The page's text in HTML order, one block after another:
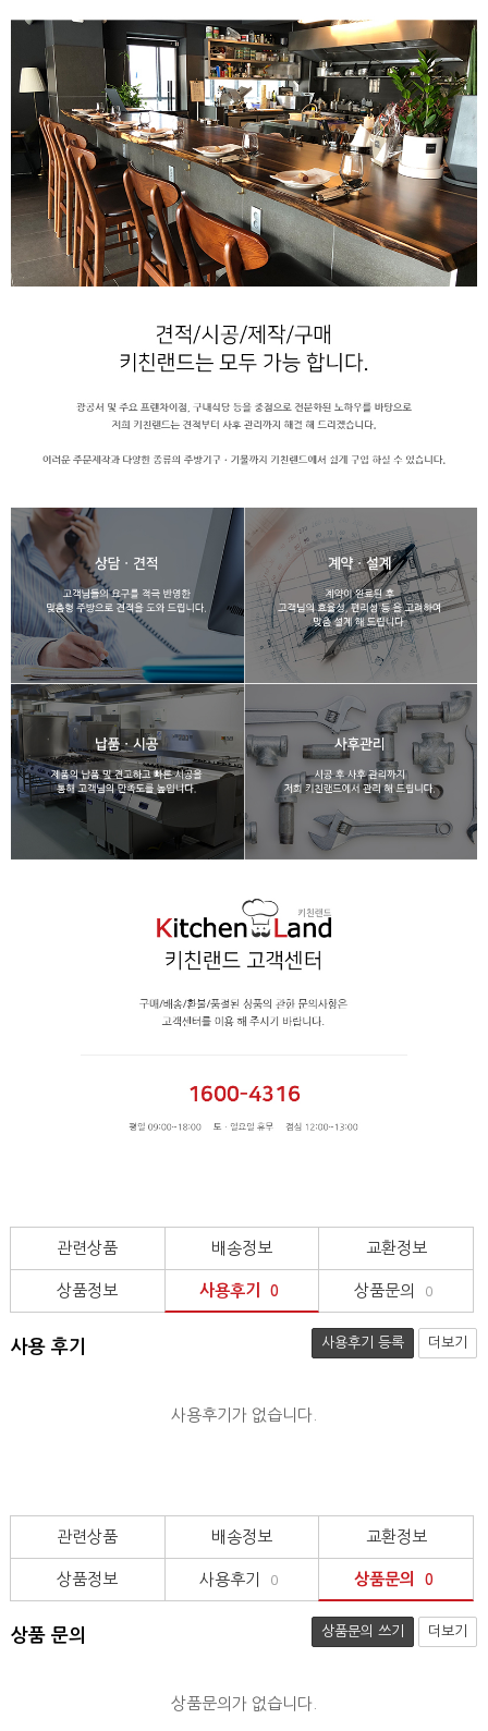
관련상품 배송정보 교환정보
상품정보 사용후기 0 상품문의 0
사용 후기 사용후기 등록 더보기
사용후기가 없습니다.
관련상품 배송정보 교환정보
상품정보 사용후기 0 상품문의 0
상품 문의 상품문의 쓰기 더보기
상품문의가 없습니다.